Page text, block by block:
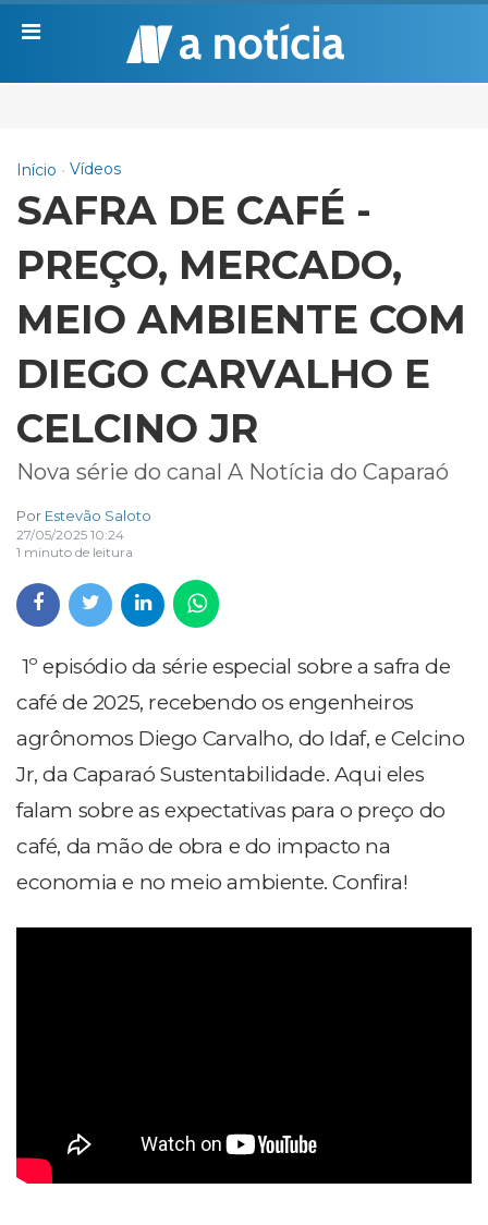
Início Vídeos
SAFRA DE CAFÉ -
PREÇO, MERCADO,
MEIO AMBIENTE COM
DIEGO CARVALHO E
CELCINO JR
Nova série do canal A Notícia do Caparaó
Por Estevão Saloto
27/05/2025 10:24
1 minuto de leitura
1º episódio da série especial sobre a safra de
café de 2025, recebendo os engenheiros
agrônomos Diego Carvalho, do Idaf, e Celcino
Jr, da Caparaó Sustentabilidade. Aqui eles
falam sobre as expectativas para o preço do
café, da mão de obra e do impacto na
economia e no meio ambiente. Confira!